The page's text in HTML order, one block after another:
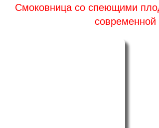
Смоковница со спеющими